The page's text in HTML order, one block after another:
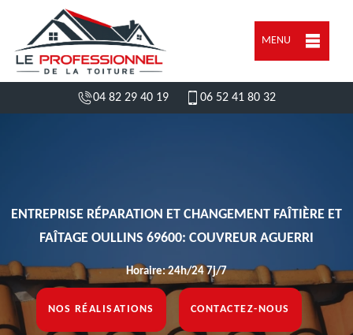
MENU
04 82 29 40 19 06 52 41 80 32
ENTREPRISE RÉPARATION ET CHANGEMENT FAÎTIÈRE ET
FAÎTAGE OULLINS 69600: COUVREUR AGUERRI
Horaire: 24h/24 7j/7
NOS RÉALISATIONS CONTACTEZ-NOUS